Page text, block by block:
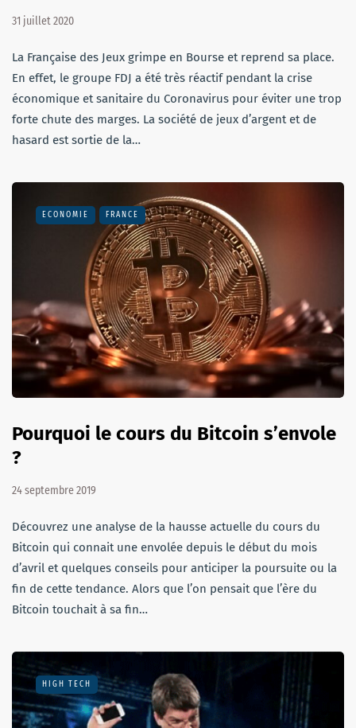
31 juillet 2020
La Française des Jeux grimpe en Bourse et reprend sa place.
En effet, le groupe FDJ a été très réactif pendant la crise
économique et sanitaire du Coronavirus pour éviter une trop
forte chute des marges. La société de jeux d’argent et de
hasard est sortie de la…
ECONOMIE FRANCE
Pourquoi le cours du Bitcoin s’envole
?
24 septembre 2019
Découvrez une analyse de la hausse actuelle du cours du
Bitcoin qui connait une envolée depuis le début du mois
d’avril et quelques conseils pour anticiper la poursuite ou la
fin de cette tendance. Alors que l’on pensait que l’ère du
Bitcoin touchait à sa fin…
HIGH TECH